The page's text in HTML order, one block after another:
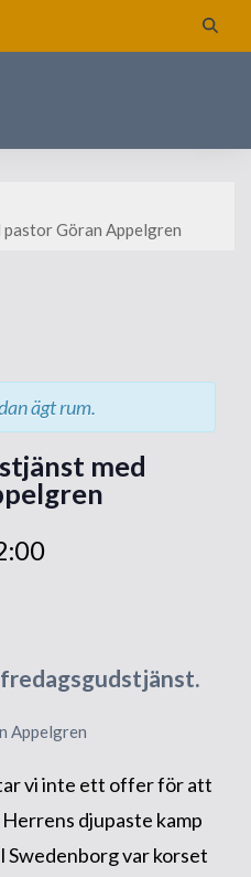
Göran Appelgren
ägt rum.
med
Appelgren
vi inte ett offer för att
djupaste kamp
Swedenborg var korset